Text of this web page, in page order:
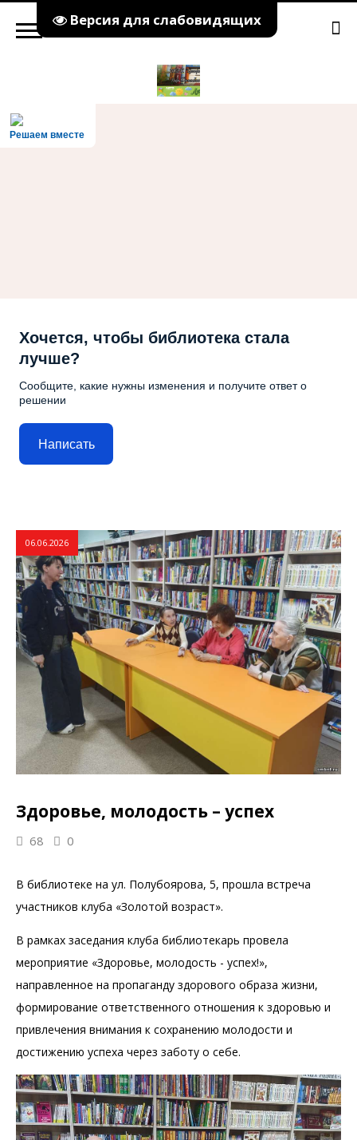
Версия для слабовидящих
Решаем вместе
Хочется, чтобы библиотека стала
лучше?
Сообщите, какие нужны изменения и получите ответ о
решении
Написать
06.06.2026
Здоровье, молодость – успех
68 0
В библиотеке на ул. Полубоярова, 5, прошла встреча
участников клуба «Золотой возраст».
В рамках заседания клуба библиотекарь провела
мероприятие «Здоровье, молодость - успех!»,
направленное на пропаганду здорового образа жизни,
формирование ответственного отношения к здоровью и
привлечения внимания к сохранению молодости и
достижению успеха через заботу о себе.